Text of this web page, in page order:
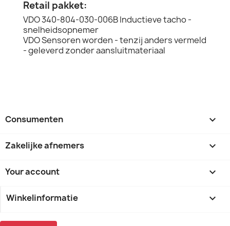
Retail pakket:
VDO 340-804-030-006B Inductieve tacho -
snelheidsopnemer
VDO Sensoren worden - tenzij anders vermeld
- geleverd zonder aansluitmateriaal
Consumenten 
Zakelijke afnemers 
Your account 
Winkelinformatie keyboard_arrow_down